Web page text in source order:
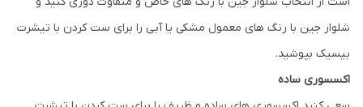
شلوار جین با رنگ های معمول مشکی یا آبی را برای ست کردن با تیشرت
بیسیک بپوشید.
اکسسوری ساده